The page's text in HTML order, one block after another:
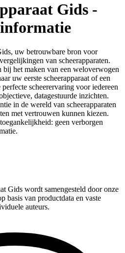
Gids -
uw betrouwbare bron voor
van scheerapparaten.
bij het maken van een weloverwogen
uw eerste scheerapparaat of een
scheerervaring voor iedereen
datagestuurde inzichten.
in de wereld van scheerapparaten
met vertrouwen kunnen kiezen.
geen verborgen
Gids wordt samengesteld door onze
basis van productdata en vaste
auteurs.